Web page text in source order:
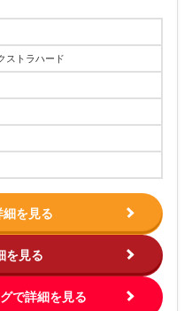
ストラハード
細を見る
を見る
で詳細を見る